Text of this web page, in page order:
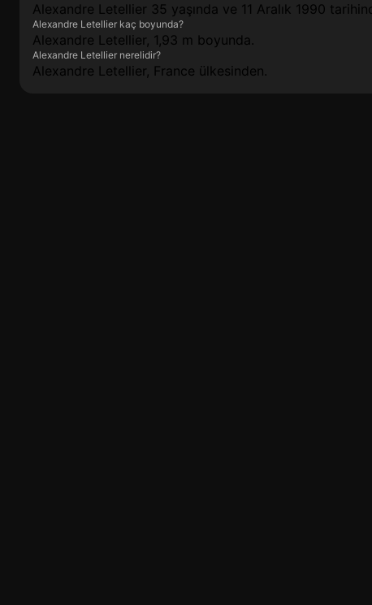
Alexandre Letellier 35 yaşında ve 11 Aralık 1990
Alexandre Letellier kaç boyunda?
Alexandre Letellier, 1,93 m boyunda.
Alexandre Letellier nerelidir?
Alexandre Letellier, France ülkesinden.